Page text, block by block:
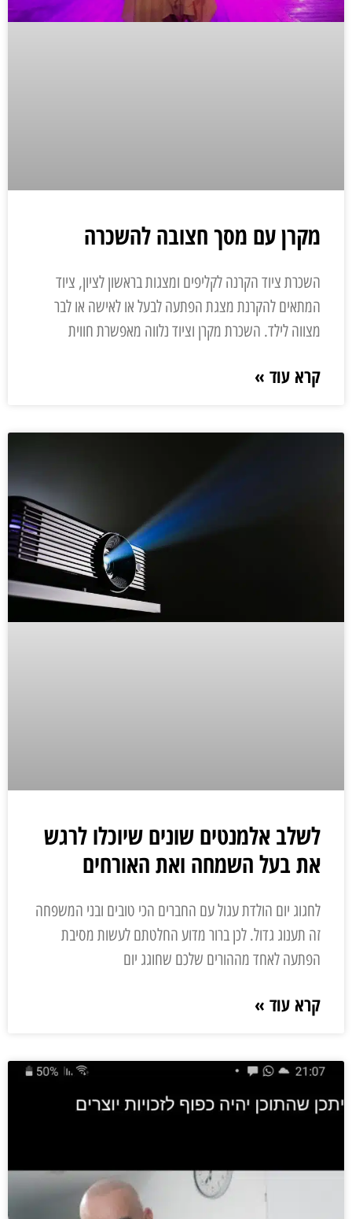
מקרן עם מסך חצובה להשכרה
השכרת ציוד הקרנה לקליפים ומצגות בראשון לציון, ציוד
המתאים להקרנת מצגת הפתעה לבעל או לאישה או לבר
מצווה לילד. השכרת מקרן וציוד נלווה מאפשרת חווית
קרא עוד »
לשלב אלמנטים שונים שיוכלו לרגש
את בעל השמחה ואת האורחים
לחגוג יום הולדת עגול עם החברים הכי טובים ובני המשפחה
זה תענוג גדול. לכן ברור מדוע החלטתם לעשות מסיבת
הפתעה לאחד מההורים שלכם שחוגג יום
קרא עוד »